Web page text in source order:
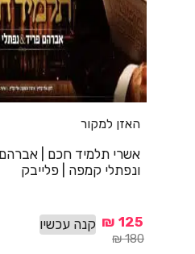
האזן למקור
אשרי תלמיד חכם |
ונפתלי קמפה | פלייבק
₪180
₪ 125 קנה עכשיו